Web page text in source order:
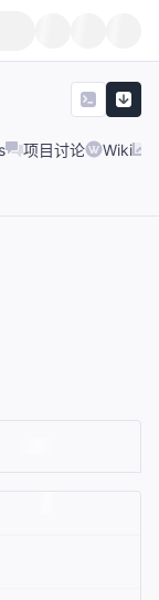
项目讨论 Wiki